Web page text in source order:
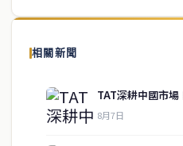
相關新聞
TAT深耕中國市
8月7日
泰國中文新聞（TCN）是一家總部
供即時、客觀、多元的中文新聞內容